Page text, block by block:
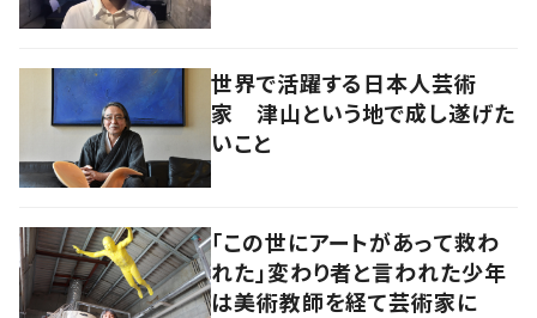
世界で活躍する日本人芸術
家 津山という地で成し遂げた
いこと
「この世にアートがあって救わ
れた」変わり者と言われた少年
は美術教師を経て芸術家に